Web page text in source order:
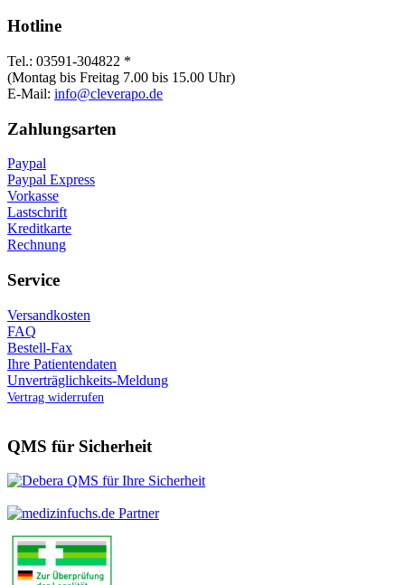
Hotline
Tel.: 03591-304822 *
(Montag bis Freitag 7.00 bis 15.00 Uhr)
E-Mail: info@cleverapo.de
Zahlungsarten
Paypal
Paypal Express
Vorkasse
Lastschrift
Kreditkarte
Rechnung
Service
Versandkosten
FAQ
Bestell-Fax
Ihre Patientendaten
Unverträglichkeits-Meldung
Vertrag widerrufen
QMS für Sicherheit